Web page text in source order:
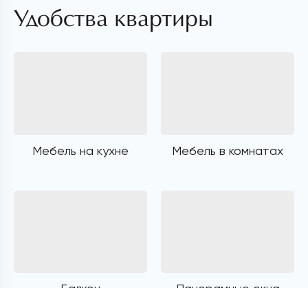
Удобства квартиры
Мебель на кухне Мебель в комнатах